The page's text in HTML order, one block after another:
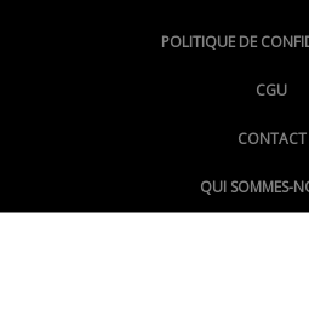
POLITIQUE DE
CGU
CONTACT
QUI SOMMES-